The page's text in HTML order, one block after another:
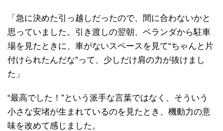
「急に決めた引っ越しだったので、間に合わないかと
思っていました。引き渡しの翌朝、ベランダから駐車
場を見たときに、車がないスペースを見て“ちゃんと片
付けられたんだな”って、少しだけ肩の力が抜けまし
た」
“最高でした！”という派手な言葉ではなく、そういう
小さな安堵が生まれているのを見たとき、機動力の意
味を改めて感じました。